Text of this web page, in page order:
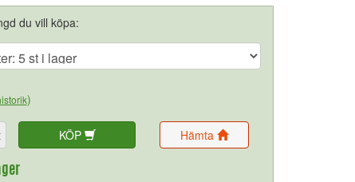
du vill köpa:
)
KÖP Hämta